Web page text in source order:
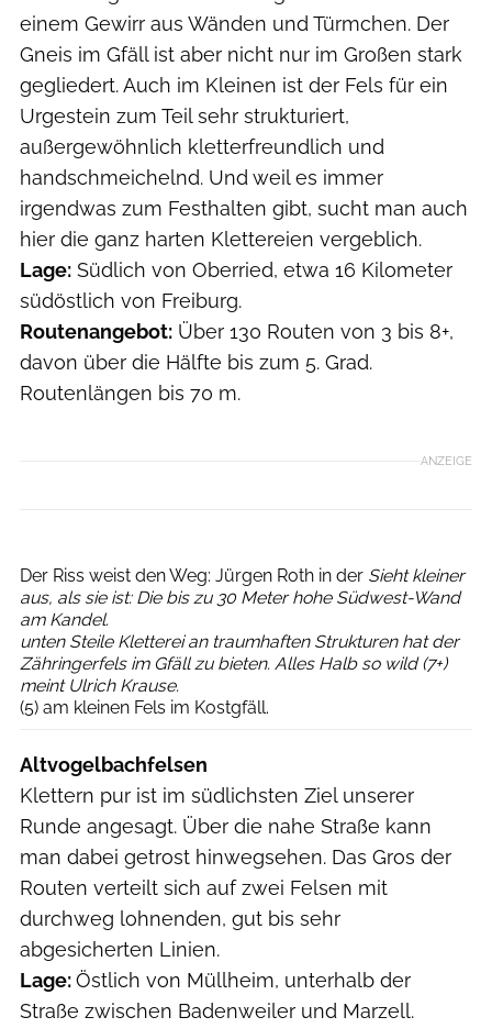
einem Gewirr aus Wänden und Türmchen. Der
Gneis im Gfäll ist aber nicht nur im Großen stark
gegliedert. Auch im Kleinen ist der Fels für ein
Urgestein zum Teil sehr strukturiert,
außergewöhnlich kletterfreundlich und
handschmeichelnd. Und weil es immer
irgendwas zum Festhalten gibt, sucht man auch
hier die ganz harten Klettereien vergeblich.
Lage: Südlich von Oberried, etwa 16 Kilometer
südöstlich von Freiburg.
Routenangebot: Über 130 Routen von 3 bis 8+,
davon über die Hälfte bis zum 5. Grad.
Routenlängen bis 70 m.
ANZEIGE
Der Riss weist den Weg: Jürgen Roth in der Sieht kleiner
aus, als sie ist: Die bis zu 30 Meter hohe Südwest-Wand
am Kandel.
unten Steile Kletterei an traumhaften Strukturen hat der
Zähringerfels im Gfäll zu bieten. Alles Halb so wild (7+)
meint Ulrich Krause.
(5) am kleinen Fels im Kostgfäll.
Altvogelbachfelsen
Klettern pur ist im südlichsten Ziel unserer
Runde angesagt. Über die nahe Straße kann
man dabei getrost hinwegsehen. Das Gros der
Routen verteilt sich auf zwei Felsen mit
durchweg lohnenden, gut bis sehr
abgesicherten Linien.
Lage:Östlich von Müllheim, unterhalb der
Straße zwischen Badenweiler und Marzell.